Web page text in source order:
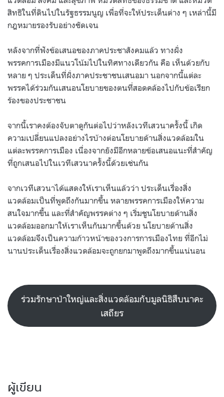
สิทธิในที่ดินไปในรัฐธรรมนูญ เพื่อที่จะให้ประเด็นต่าง ๆ เหล่านี้มี
กฎหมายรองรับอย่างชัดเจน
หลังจากที่ฟังข้อเสนอของภาคประชาสังคมแล้ว ทางฝั่ง
พรรคการเมืองมีแนวโน้มไปในทิศทางเดียวกัน คือ เห็นด้วยกับ
หลาย ๆ ประเด็นที่ฝั่งภาคประชาชนเสนอมา นอกจากนี้แต่ละ
พรรคได้ร่วมกันเสนอนโยบายของตนที่สอดคล้องไปกับข้อเรียก
ร้องของประชาชน
จากนี้เราคงต้องจับตาดูกันต่อไปว่าหลังเวทีเสวนาครั้งนี้ เกิด
ความเปลี่ยนแปลงอย่างไรบ้างต่อนโยบายด้านสิ่งแวดล้อมใน
แต่ละพรรคการเมือง เนื่องจากยังมีอีกหลายข้อเสนอแนะที่สำคัญ
ที่ถูกเสนอไปในเวทีเสวนาครั้งนี้ด้วยเช่นกัน
จากเวทีเสวนาได้แสดงให้เราเห็นแล้วว่า ประเด็นเรื่องสิ่ง
แวดล้อมเป็นที่พูดถึงกันมากขึ้น หลายพรรคการเมืองให้ความ
สนใจมากขึ้น และที่สำคัญพรรคต่าง ๆ เริ่มชูนโยบายด้านสิ่ง
แวดล้อมออกมาให้เราเห็นกันมากขึ้นด้วย นโยบายด้านสิ่ง
แวดล้อมจึงเป็นความก้าวหน้าของวงการการเมืองไทย ที่อีกไม่
นานประเด็นเรื่องสิ่งแวดล้อมจะถูกยกมาพูดถึงมากขึ้นแน่นอน
ร่วมรักษาป่าใหญ่และสิ่งแวดล้อมกับมูลนิธิสืบนาคะ
เสถียร
ผู้เขียน